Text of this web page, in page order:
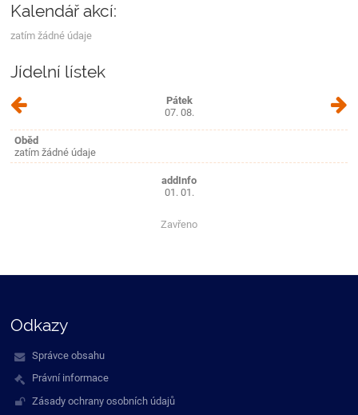
Kalendář akcí:
zatím žádné údaje
Jídelní lístek
Pátek
07. 08.
Oběd
zatím žádné údaje
addInfo
01. 01.
Zavřeno
Odkazy
Správce obsahu
Právní informace
Zásady ochrany osobních údajů